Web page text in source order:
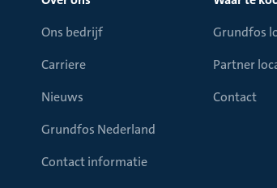
Ons bedrijf
Carriere
Nieuws
Grundfos Nederland
Contact informatie
Grundfos
Partner
Contact